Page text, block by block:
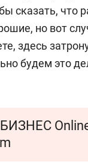
сказать, что
но вот
здесь
будем это